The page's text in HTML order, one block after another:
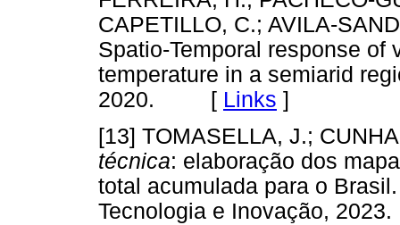
CAPETILLO, C.; AVILA-
Spatio-Temporal response
temperature in a semiarid
2020. [ Links ]
[13] TOMASELLA, J.;
técnica: elaboração dos
total acumulada para o
Tecnologia e Inovação,